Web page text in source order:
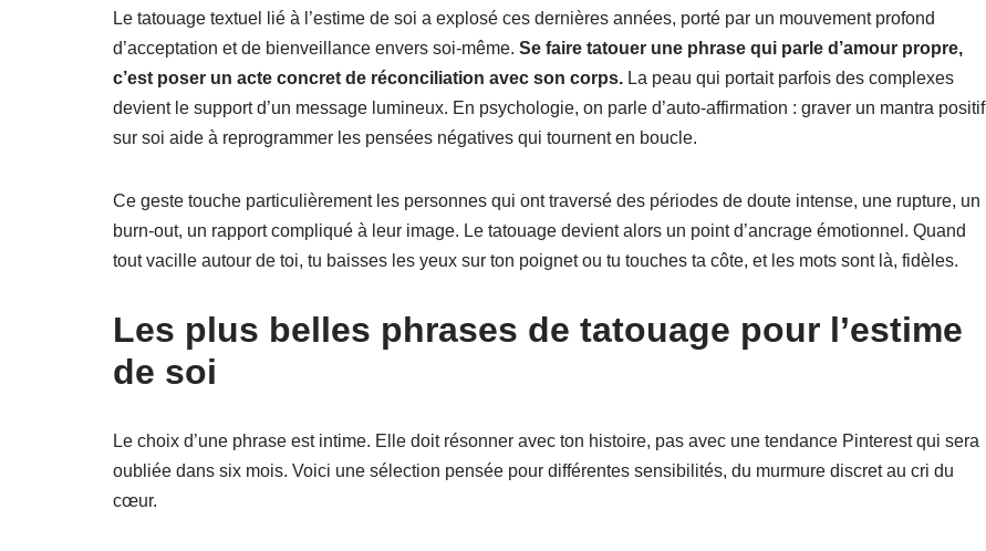
Le tatouage textuel lié à l’estime de soi a explosé ces dernières années, porté par un mouvement profond
d’acceptation et de bienveillance envers soi-même. Se faire tatouer une phrase qui parle d’amour propre,
c’est poser un acte concret de réconciliation avec son corps. La peau qui portait parfois des complexes
devient le support d’un message lumineux. En psychologie, on parle d’auto-affirmation : graver un mantra positif
sur soi aide à reprogrammer les pensées négatives qui tournent en boucle.
Ce geste touche particulièrement les personnes qui ont traversé des périodes de doute intense, une rupture, un
burn-out, un rapport compliqué à leur image. Le tatouage devient alors un point d’ancrage émotionnel. Quand
tout vacille autour de toi, tu baisses les yeux sur ton poignet ou tu touches ta côte, et les mots sont là, fidèles.
Les plus belles phrases de tatouage pour l’estime
de soi
Le choix d’une phrase est intime. Elle doit résonner avec ton histoire, pas avec une tendance Pinterest qui sera
oubliée dans six mois. Voici une sélection pensée pour différentes sensibilités, du murmure discret au cri du
cœur.